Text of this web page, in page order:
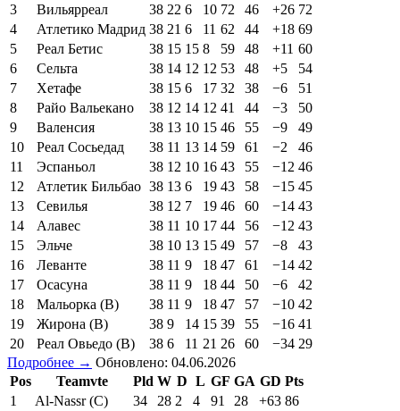
3
Вильярреал 38 22 6 10 72 46 +26 72
4
Атлетико Мадрид 38 21 6 11 62 44 +18 69
5
Реал Бетис 38 15 15 8 59 48 +11 60
6
Сельта 38 14 12 12 53 48 +5
54
7
Хетафе 38 15 6 17 32 38 −6
51
8
Райо Вальекано 38 12 14 12 41 44 −3
50
9
Валенсия 38 13 10 15 46 55 −9
49
10
Реал Сосьедад 38 11 13 14 59 61 −2
46
11
Эспаньол 38 12 10 16 43 55 −12 46
12
Атлетик Бильбао 38 13 6 19 43 58 −15 45
13
Севилья 38 12 7 19 46 60 −14 43
14
Алавес 38 11 10 17 44 56 −12 43
15
Эльче 38 10 13 15 49 57 −8
43
16
Леванте 38 11 9 18 47 61 −14 42
17
Осасуна 38 11 9 18 44 50 −6
42
18
Мальорка (В) 38 11 9 18 47 57 −10 42
19
Жирона (В) 38 9 14 15 39 55 −16 41
20
Реал Овьедо (В) 38 6 11 21 26 60 −34 29
Подробнее → Обновлено: 04.06.2026
Pos
Teamvte Pld W D L GF GA GD Pts
1
Al-Nassr (C) 34 28 2 4 91 28 +63 86